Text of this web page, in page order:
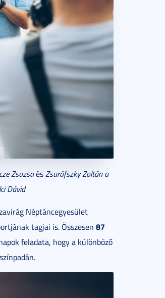
ZsuzsaésZsuráfszky Zoltán a
Dávid
Néptáncegyesület
tagjai is. Összesen 87
feladata, hogy a különböző